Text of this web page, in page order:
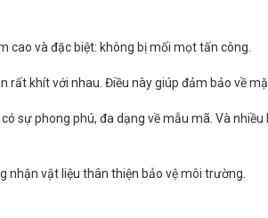
cao và đặc biệt: không bị mối mọt tấn công.
khít với nhau. Điều này giúp đảm bảo về
sự phong phú, đa dạng về mẫu mã. Và
nhận vật liệu thân thiện bảo vệ môi trường.